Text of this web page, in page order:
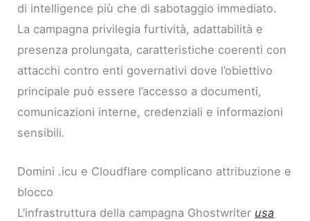
di intelligence più che di sabotaggio immediato.
La campagna privilegia furtività, adattabilità e
presenza prolungata, caratteristiche coerenti con
attacchi contro enti governativi dove l’obiettivo
principale può essere l’accesso a documenti,
comunicazioni interne, credenziali e informazioni
sensibili.
Domini .icu e Cloudflare complicano attribuzione e
blocco
L’infrastruttura della campagna Ghostwriter usa